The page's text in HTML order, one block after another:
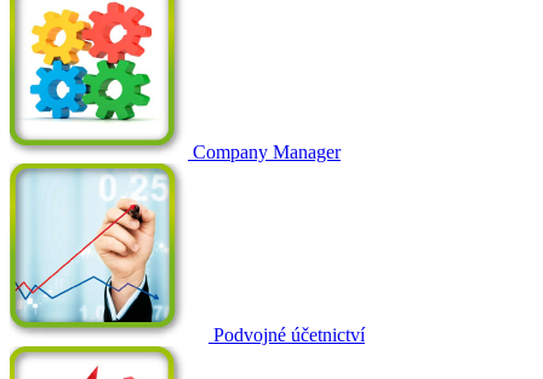
Company Manager
Podvojné účetnictví